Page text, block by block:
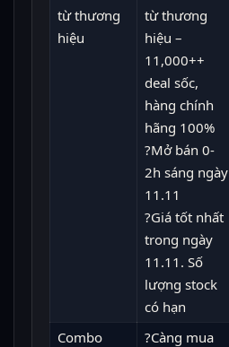
từ thương
hiệu
từ thương
hiệu –
11,000++
deal sốc,
hàng chính
hãng 100%
?Mở bán 0-
2h sáng ngày
11.11
?Giá tốt nhất
trong ngày
11.11. Số
lượng stock
có hạn
Combo
?Càng mua